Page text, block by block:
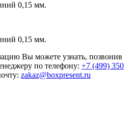
0,15 мм.
0,15 мм.
Вы можете узнать, позвонив
по телефону: +7 (499) 350
zakaz@boxpresent.ru